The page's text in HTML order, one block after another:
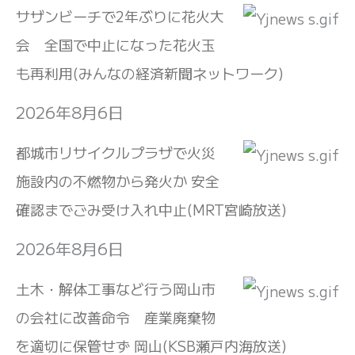
サザンビーチで2年ぶりに花火大
会 全国で中止になった花火玉
も再利用(みんなの経済新聞ネットワーク)
2026年8月6日
都城市リサイクルプラザで火災
施設内の不燃物から発火か 安全
確認までごみ受け入れ中止(MRT宮崎放送)
2026年8月6日
土木・解体工事など行う岡山市
の会社に改善命令 産業廃棄物
を適切に保管せず 岡山(KSB瀬戸内海放送)